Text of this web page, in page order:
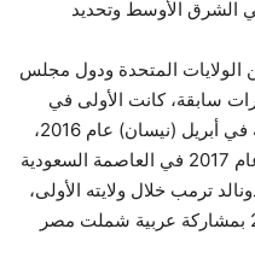
الشرق الأوسط وتحديد
المتحدة ودول مجلس
الخليجي، عقب انعقادها 4 مرات سابقة، كانت الأولى في
كامب ديفيد مايو (أيار) 2015، والثانية في أبريل (نيسان) عام 2016،
فيما كانت الثالثة في مايو (أيار) من عام 2017 في العاصمة السعودية
ترمب خلال ولايته الأولى،
وجاءت الرابعة في يوليو (تموز) 2022 بمشاركة عربية شملت مصر